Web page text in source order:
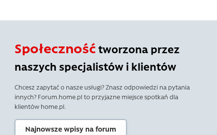
Społeczność tworzona przez
naszych specjalistów i klientów
Chcesz zapytać o nasze usługi? Znasz odpowiedzi na pytania
innych? Forum.home.pl to przyjazne miejsce spotkań dla
klientów home.pl.
Najnowsze wpisy na forum